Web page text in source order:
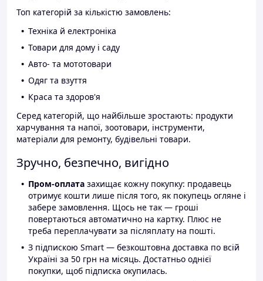
Топ категорій за кількістю замовлень:
Техніка й електроніка
Товари для дому і саду
Авто- та мототовари
Одяг та взуття
Краса та здоров'я
Серед категорій, що найбільше зростають: продукти
харчування та напої, зоотовари, інструменти,
матеріали для ремонту, будівельні товари.
Зручно, безпечно, вигідно
Пром-оплата захищає кожну покупку: продавець
отримує кошти лише після того, як покупець огляне і
забере замовлення. Щось не так — гроші
повертаються автоматично на картку. Плюс не
треба переплачувати за післяплату на пошті.
З підпискою Smart — безкоштовна доставка по всій
Україні за 50 грн на місяць. Достатньо однієї
покупки, щоб підписка окупилась.